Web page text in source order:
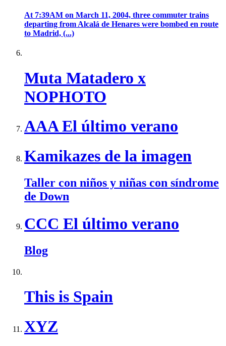
At 7:39AM on March 11, 2004, three commuter trains
departing from Alcalá de Henares were bombed en route
to Madrid, (...)
Muta Matadero x
NOPHOTO
AAA El último verano
Kamikazes de la imagen
Taller con niños y niñas con síndrome
de Down
CCC El último verano
Blog
This is Spain
XYZ